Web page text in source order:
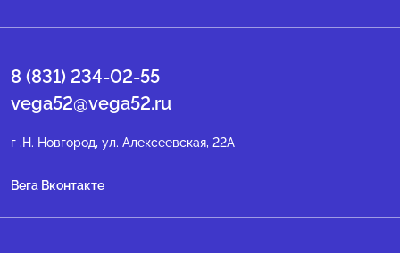
8 (831) 234-02-55
vega52@vega52.ru
г .Н. Новгород, ул. Алексеевская, 22А
Вега Вконтакте